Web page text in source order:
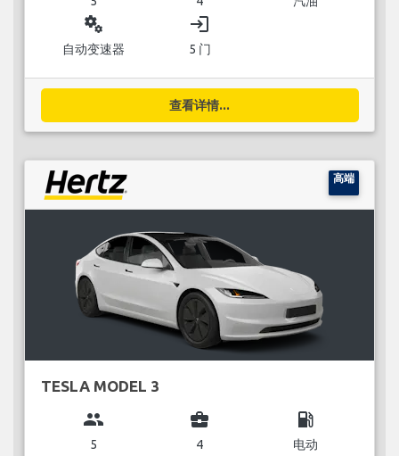
miscellaneous_services
自动变速器
login
5 门
查看详情...
高端
TESLA MODEL 3
group
5
business_center
4
local_gas_station
电动